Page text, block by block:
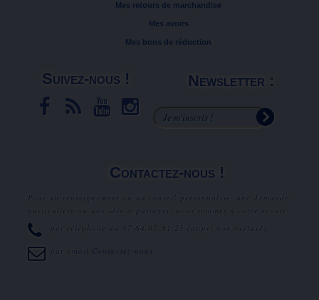
Mes retours de marchandise
Mes avoirs
Mes bons de réduction
Suivez-nous ! Newsletter :
Contactez-nous !
Pour un renseignement ou un conseil personnalisé, une demande
particulière ou une idée à partager, nous sommes à votre écoute.
par téléphone au
07.64.07.81.25 (appel non surtaxé).
par email Contactez-nous